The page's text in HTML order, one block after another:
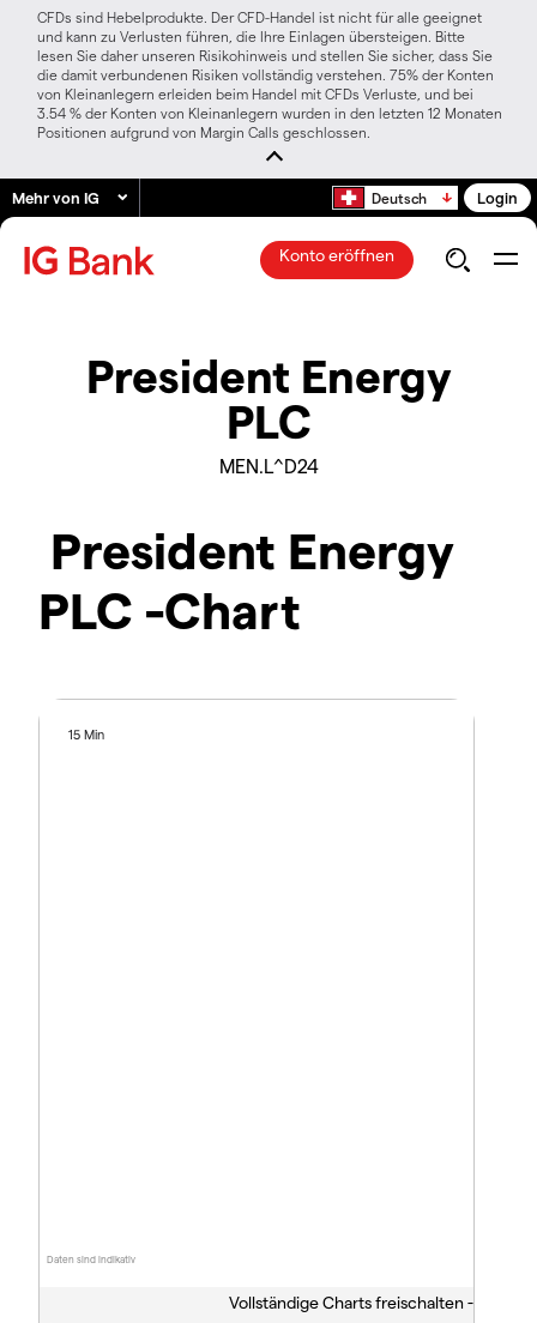
CFDs sind Hebelprodukte. Der CFD-Handel ist nicht für alle geeignet
und kann zu Verlusten führen, die Ihre Einlagen übersteigen. Bitte
lesen Sie daher unseren Risikohinweis und stellen Sie sicher, dass Sie
die damit verbundenen Risiken vollständig verstehen. 75% der Konten
von Kleinanlegern erleiden beim Handel mit CFDs Verluste, und bei
3.54 % der Konten von Kleinanlegern wurden in den letzten 12 Monaten
Positionen aufgrund von Margin Calls geschlossen.
Mehr von IG Deutsch Login
Konto eröffnen
President Energy
PLC
MEN.L^D24
President Energy
PLC -Chart
Daten sind indikativ
15 Min
Vollständige Charts freischalten -